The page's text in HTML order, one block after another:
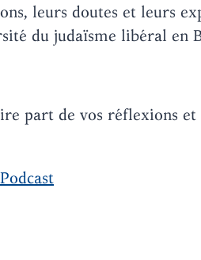
leurs doutes et leurs
du judaïsme libéral en
part de vos réflexions et